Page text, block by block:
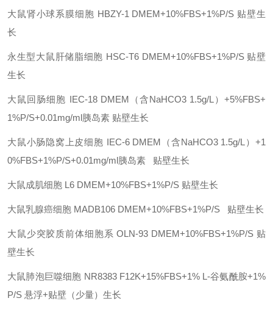
大鼠肾小球系膜细胞 HBZY-1 DMEM+10%FBS+1%P/S 贴壁生
长
永生型大鼠肝储脂细胞 HSC-T6 DMEM+10%FBS+1%P/S 贴壁
生长
大鼠回肠细胞 IEC-18 DMEM（含NaHCO3 1.5g/L）+5%FBS+
1%P/S+0.01mg/ml胰岛素 贴壁生长
大鼠小肠隐窝上皮细胞 IEC-6 DMEM（含NaHCO3 1.5g/L）+1
0%FBS+1%P/S+0.01mg/ml胰岛素 贴壁生长
大鼠成肌细胞 L6 DMEM+10%FBS+1%P/S 贴壁生长
大鼠乳腺癌细胞 MADB106 DMEM+10%FBS+1%P/S 贴壁生长
大鼠少突胶质前体细胞系 OLN-93 DMEM+10%FBS+1%P/S 贴
壁生长
大鼠肺泡巨噬细胞 NR8383 F12K+15%FBS+1% L-谷氨酰胺+1%
P/S 悬浮+贴壁（少量）生长